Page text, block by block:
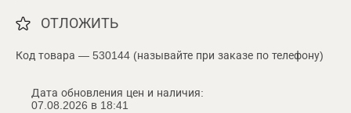
ОТЛОЖИТЬ
Код товара — 530144 (называйте при заказе по телефону)
Дата обновления цен и наличия:
07.08.2026 в 18:41